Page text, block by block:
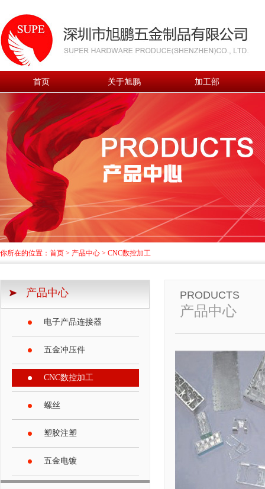
首页 关于旭鹏 加工部
你所在的位置： 首页 > 产品中心 > CNC数控加工
产品中心
电子产品连接器
五金冲压件
CNC数控加工
螺丝
塑胶注塑
五金电镀
PRODUCTS
产品中心